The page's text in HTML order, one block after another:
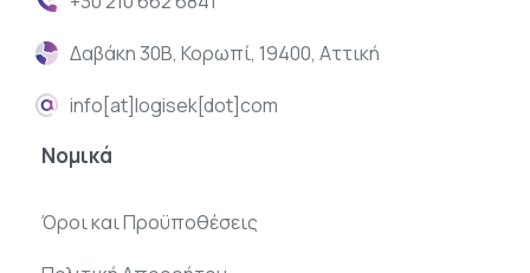
Δαβάκη 30Β, Κορωπί, 19400, Αττική
info[at]logisek[dot]com
Νομικά
Όροι και Προϋποθέσεις